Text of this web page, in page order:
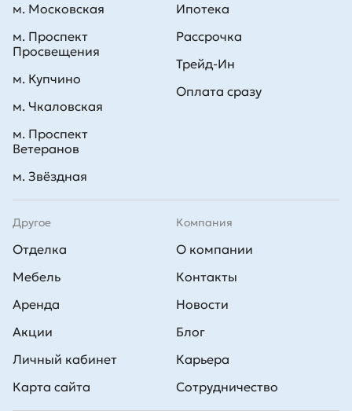
Ипотека
Рассрочка
Трейд-Ин
Оплата сразу
Другое
Отделка
Мебель
Аренда
Акции
Личный кабинет
Карта сайта
Компания
О компании
Контакты
Новости
Блог
Карьера
Сотрудничество
м. Московская
м. Проспект
Просвещения
м. Купчино
м. Чкаловская
м. Проспект
Ветеранов
м. Звёздная